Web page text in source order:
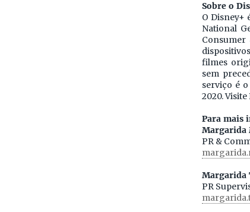
Sobre o
O Disney+
National
Consumer
filmes
sem
serviço é
2020.
Para mais
Margarida
PR &
Margarida
PR